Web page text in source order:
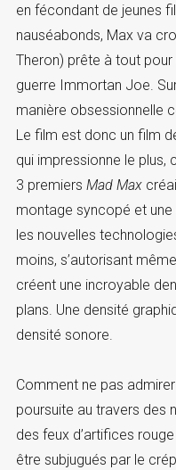
en fécondant de jeunes
nauséabonds, Max va
Theron) prête à tout
guerre Immortan Joe.
manière obsessionnelle
Le film est donc un film
qui impressionne le plus,
3 premiers Mad Max
montage syncopé et
les nouvelles
moins, s’autorisant
créent une incroyable
plans. Une densité
densité sonore.
Comment ne pas
poursuite au travers des
des feux d’artifices
être subjugués par le